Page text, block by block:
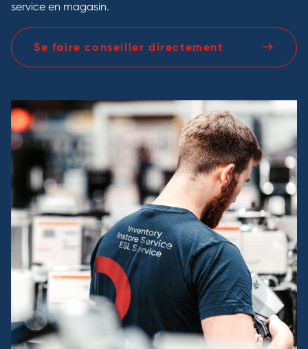
service en magasin.
Se faire conseiller directement